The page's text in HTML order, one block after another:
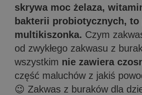
skrywa moc żelaza,
bakterii probiotycznych, to
multikiszonka. Czym
od zwykłego zakwasu z
wszystkim nie zawiera
część maluchów z jakiś
😉 Zakwas z buraków dla